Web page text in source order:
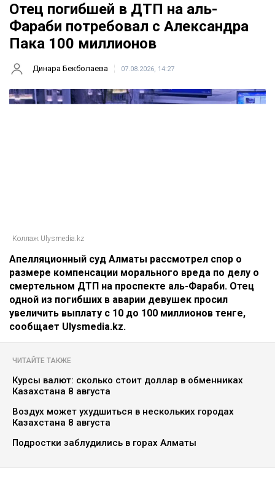
Отец погибшей в ДТП на аль-
Фараби потребовал с Александра
Пака 100 миллионов
Динара Бекболаева 07.08.2026, 14:27
Коллаж Ulysmedia.kz
Апелляционный суд Алматы рассмотрел спор о
размере компенсации морального вреда по делу о
смертельном ДТП на проспекте аль-Фараби. Отец
одной из погибших в аварии девушек просил
увеличить выплату с 10 до 100 миллионов тенге,
сообщает Ulysmedia.kz.
ЧИТАЙТЕ ТАКЖЕ
Курсы валют: сколько стоит доллар в обменниках
Казахстана 8 августа
Воздух может ухудшиться в нескольких городах
Казахстана 8 августа
Подростки заблудились в горах Алматы